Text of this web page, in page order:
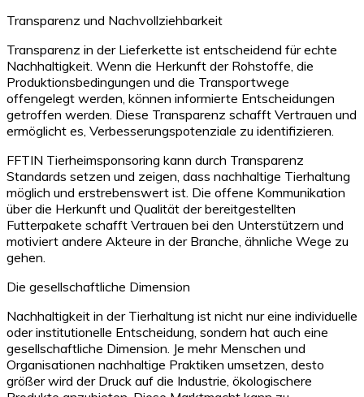
Transparenz und Nachvollziehbarkeit
Transparenz in der Lieferkette ist entscheidend für echte
Nachhaltigkeit. Wenn die Herkunft der Rohstoffe, die
Produktionsbedingungen und die Transportwege
offengelegt werden, können informierte Entscheidungen
getroffen werden. Diese Transparenz schafft Vertrauen und
ermöglicht es, Verbesserungspotenziale zu identifizieren.
FFTIN Tierheimsponsoring kann durch Transparenz
Standards setzen und zeigen, dass nachhaltige Tierhaltung
möglich und erstrebenswert ist. Die offene Kommunikation
über die Herkunft und Qualität der bereitgestellten
Futterpakete schafft Vertrauen bei den Unterstützern und
motiviert andere Akteure in der Branche, ähnliche Wege zu
gehen.
Die gesellschaftliche Dimension
Nachhaltigkeit in der Tierhaltung ist nicht nur eine individuelle
oder institutionelle Entscheidung, sondern hat auch eine
gesellschaftliche Dimension. Je mehr Menschen und
Organisationen nachhaltige Praktiken umsetzen, desto
größer wird der Druck auf die Industrie, ökologischere